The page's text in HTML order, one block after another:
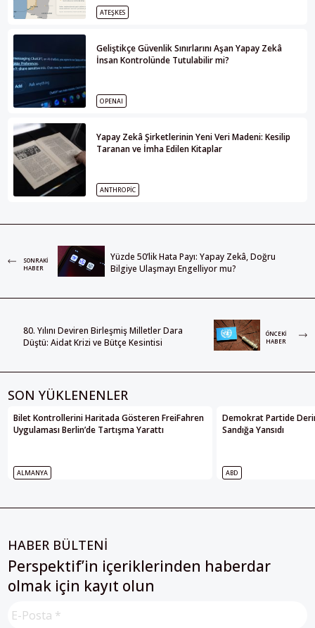
ATEŞKES
Geliştikçe Güvenlik Sınırlarını Aşan Yapay Zekâ
İnsan Kontrolünde Tutulabilir mi?
OPENAI
Yapay Zekâ Şirketlerinin Yeni Veri Madeni: Kesilip
Taranan ve İmha Edilen Kitaplar
ANTHROPIC
SONRAKI
HABER
Yüzde 50’lik Hata Payı: Yapay Zekâ, Doğru
Bilgiye Ulaşmayı Engelliyor mu?
80. Yılını Deviren Birleşmiş Milletler Dara
Düştü: Aidat Krizi ve Bütçe Kesintisi
ÖNCEKI
HABER
SON YÜKLENENLER
Bilet Kontrollerini Haritada Gösteren FreiFahren
Uygulaması Berlin’de Tartışma Yarattı
ALMANYA
Demokrat Partide
Sandığa Yansıdı
ABD
HABER BÜLTENİ
Perspektif’in içeriklerinden haberdar
olmak için kayıt olun